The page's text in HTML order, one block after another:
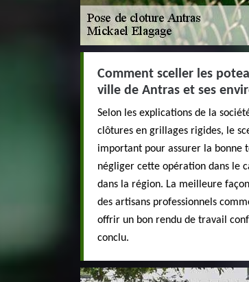
Comment sceller les
ville de Antras et ses
Selon les explications de la
clôtures en grillages rigides, le
important pour assurer la bonne
négliger cette opération dans le
dans la région. La meilleure
des artisans professionnels
offrir un bon rendu de travail
conclu.